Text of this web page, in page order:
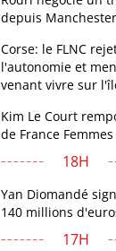
depuis
Corse: le FLNC
l'autonomie et
venant vivre sur
Kim Le Court
de France Femmes
18H
Yan Diomandé
140 millions
17H